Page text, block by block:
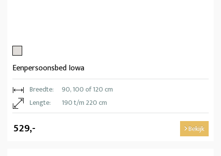
Eenpersoonsbed Iowa
Breedte:
90, 100 of 120 cm
Lengte:
190 t/m 220 cm
529,- Bekijk